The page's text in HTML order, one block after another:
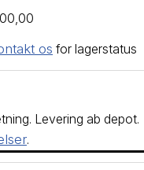
os for lagerstatus
Levering ab depot.
.